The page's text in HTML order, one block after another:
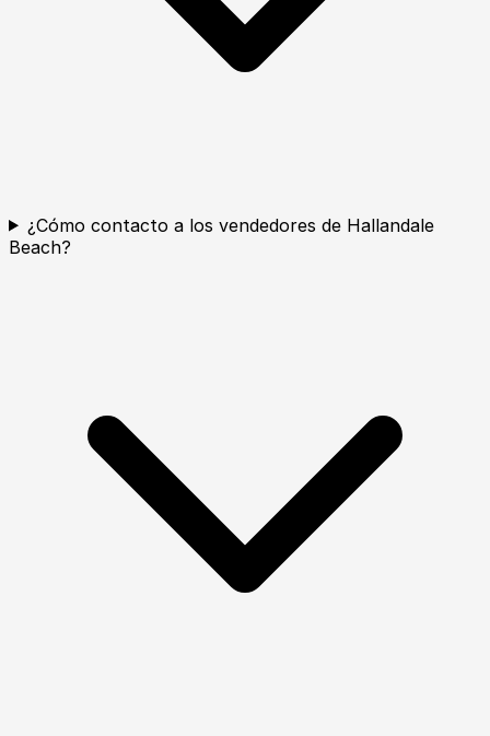
¿Cómo contacto a los vendedores de Hallandale
Beach?